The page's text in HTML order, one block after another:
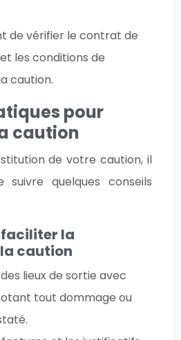
de vérifier le contrat de
les conditions de
caution.
pour
caution
de votre caution, il
quelques conseils
faciliter la
caution
lieux de sortie avec
tout dommage ou